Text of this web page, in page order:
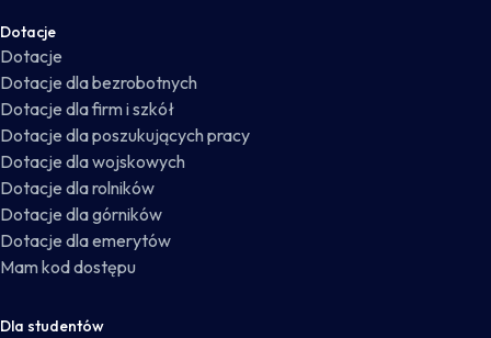
Dotacje
Dotacje
Dotacje dla bezrobotnych
Dotacje dla firm i szkół
Dotacje dla poszukujących pracy
Dotacje dla wojskowych
Dotacje dla rolników
Dotacje dla górników
Dotacje dla emerytów
Mam kod dostępu
Dla studentów